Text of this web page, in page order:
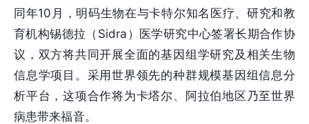
同年10月，明码生物在与卡特尔知名医疗、研究和教
育机构锡德拉（Sidra）医学研究中心签署长期合作协
议，双方将共同开展全面的基因组学研究及相关生物
信息学项目。采用世界领先的种群规模基因组信息分
析平台，这项合作将为卡塔尔、阿拉伯地区乃至世界
病患带来福音。